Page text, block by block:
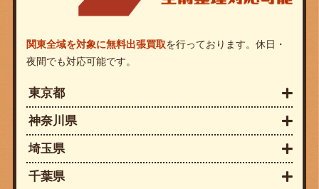
関東全域を対象に無料出張買取を行っております。休日・
夜間でも対応可能です。
東京都
神奈川県
埼玉県
千葉県